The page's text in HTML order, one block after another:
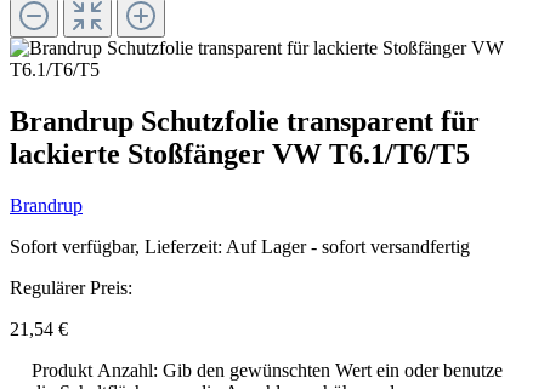
Brandrup Schutzfolie transparent für
lackierte Stoßfänger VW T6.1/T6/T5
Brandrup
Sofort verfügbar, Lieferzeit: Auf Lager - sofort versandfertig
Regulärer Preis:
21,54 €
Produkt Anzahl: Gib den gewünschten Wert ein oder benutze